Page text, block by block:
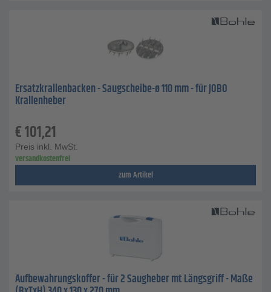
Ersatzkrallenbacken - Saugscheibe-ø 110 mm - für JOBO
Krallenheber
€101,21
Preis inkl. MwSt.
versandkostenfrei
zum Artikel
Aufbewahrungskoffer - für 2 Saugheber mt Längsgriff - Maße